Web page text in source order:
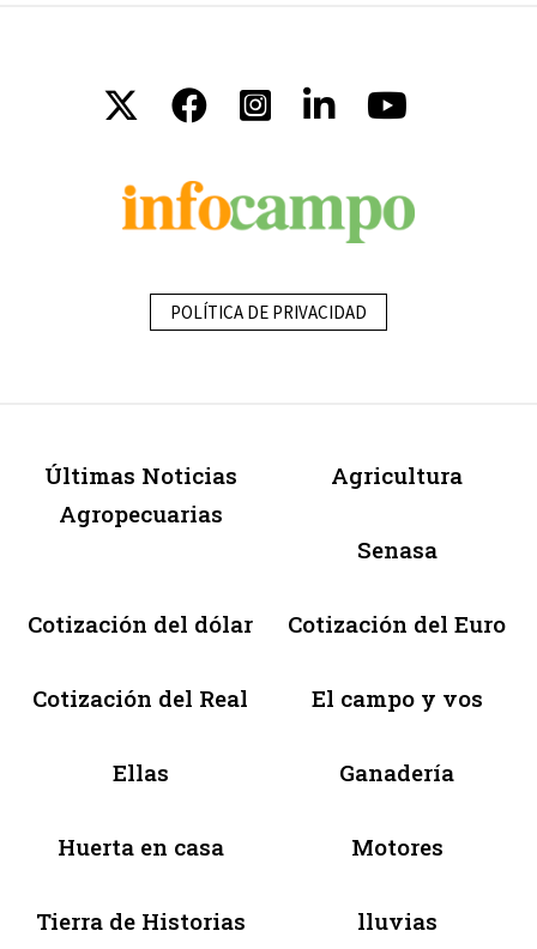
POLÍTICA DE PRIVACIDAD
Últimas Noticias
Agropecuarias
Agricultura
Senasa
Cotización del dólar Cotización del Euro
Cotización del Real El campo y vos
Ellas Ganadería
Huerta en casa Motores
Tierra de Historias lluvias